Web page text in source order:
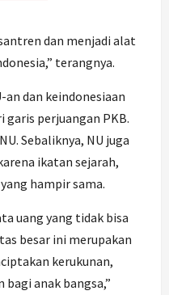
dan menjadi alat
terangnya.
dan keindonesiaan
garis perjuangan PKB.
Sebaliknya, NU juga
ikatan sejarah,
hampir sama.
uang yang tidak bisa
besar ini merupakan
kerukunan,
anak bangsa,”